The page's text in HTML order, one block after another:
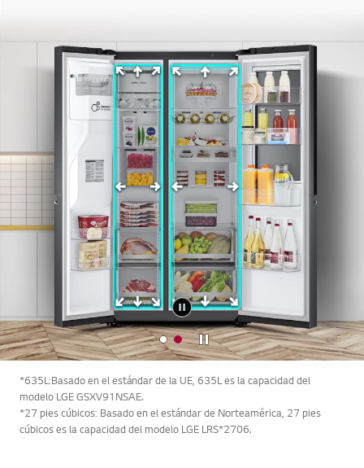
Detener
*635L:Basado en el estándar de la UE, 635L es la capacidad del
modelo LGE GSXV91NSAE.
*27 pies cúbicos: Basado en el estándar de Norteamérica, 27 pies
cúbicos es la capacidad del modelo LGE LRS*2706.